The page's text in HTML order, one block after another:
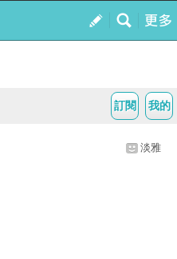
我的
訂閱
淡雅